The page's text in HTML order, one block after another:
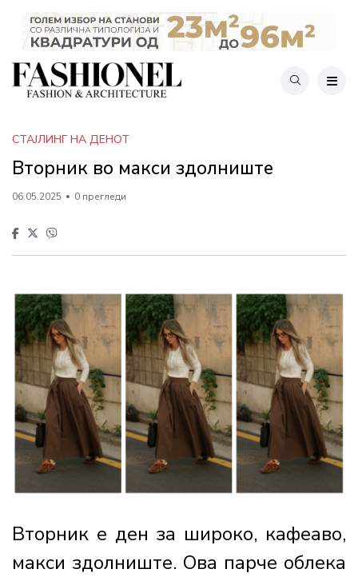
СТАЈЛИНГ НА ДЕНОТ
Вторник во макси здолниште
06.05.2025 0 прегледи
Вторник е ден за широко, кафеаво,
макси здолниште. Ова парче облека